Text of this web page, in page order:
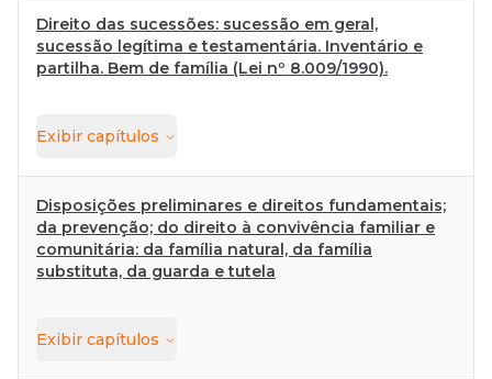
Direito das sucessões: sucessão em geral,
sucessão legítima e testamentária. Inventário e
partilha. Bem de família (Lei nº 8.009/1990).
Exibir capítulos
Disposições preliminares e direitos fundamentais;
da prevenção; do direito à convivência familiar e
comunitária: da família natural, da família
substituta, da guarda e tutela
Exibir capítulos